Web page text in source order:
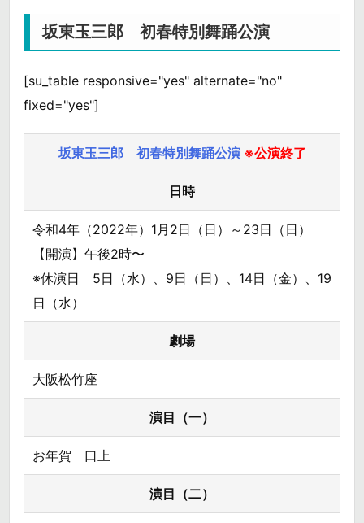
坂東玉三郎 初春特別舞踊公演
[su_table responsive="yes" alternate="no"
fixed="yes"]
坂東玉三郎 初春特別舞踊公演 ※公演終了
日時
令和4年（2022年）1月2日（日）～23日（日）
【開演】午後2時〜
※休演日 5日（水）、9日（日）、14日（金）、19
日（水）
劇場
大阪松竹座
演目（一）
お年賀 口上
演目（二）